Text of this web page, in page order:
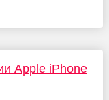
Apple iPhone